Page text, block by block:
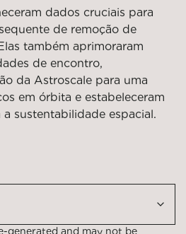
dados cruciais para
de remoção de
também aprimoraram
de encontro,
da Astroscale para uma
em órbita e estabeleceram
sustentabilidade espacial.
generated and may not be